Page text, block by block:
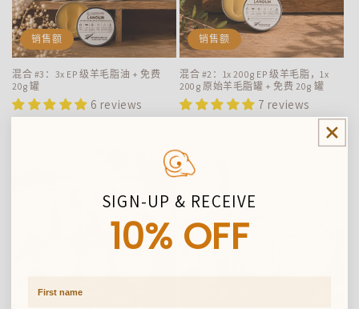
销售额
混合 #3：3x EP 级羊毛脂油 + 免费
20g 罐
6 reviews
销售额
混合 #2：1x 200g EP 级羊毛脂，1x
200g 原始羊毛脂罐 + 免费 20g 罐
7 reviews
价
销售额
SIGN-UP & RECEIVE
10% OFF